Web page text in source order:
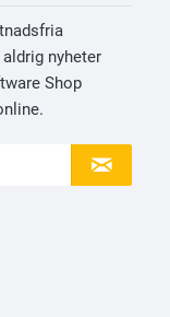
nyheter
Shop